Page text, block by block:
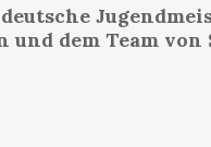
und dem Team von